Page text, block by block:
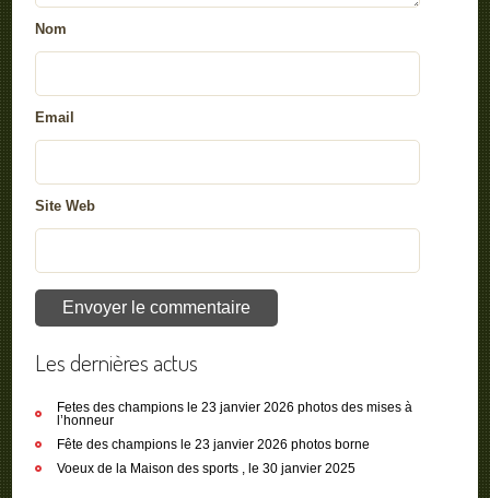
Nom
Email
Site Web
Les dernières actus
Fetes des champions le 23 janvier 2026 photos des mises à
l’honneur
Fête des champions le 23 janvier 2026 photos borne
Voeux de la Maison des sports , le 30 janvier 2025